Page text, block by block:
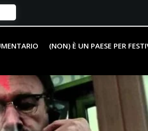
(NON) È UN PAESE PER